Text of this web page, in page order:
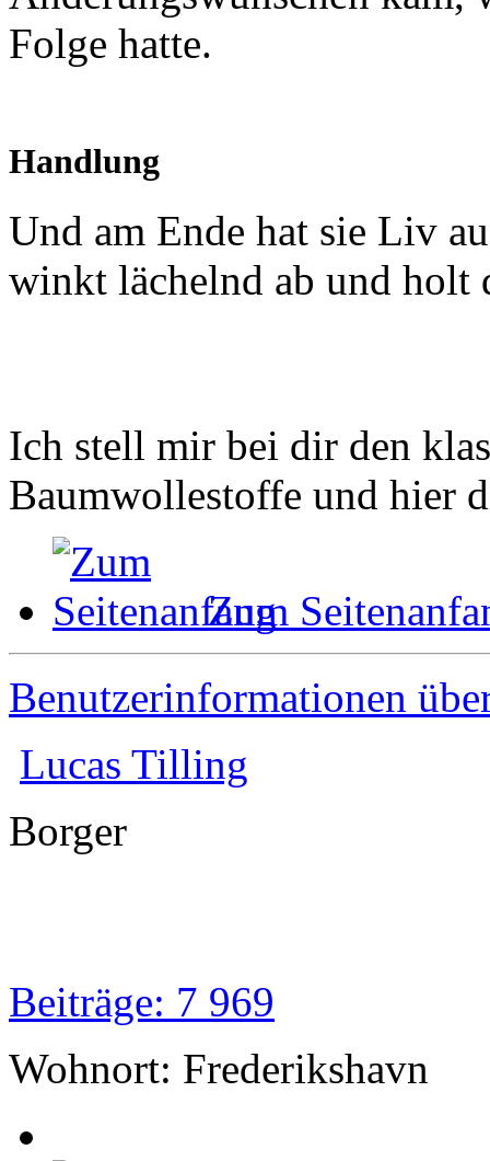
Folge hatte.
Handlung
Und am Ende hat sie Liv
winkt lächelnd ab und holt
Ich stell mir bei dir den
Baumwollestoffe und hier
Zum
Benutzerinformationen
Lucas Tilling
Borger
Beiträge: 7 969
Wohnort: Frederikshavn